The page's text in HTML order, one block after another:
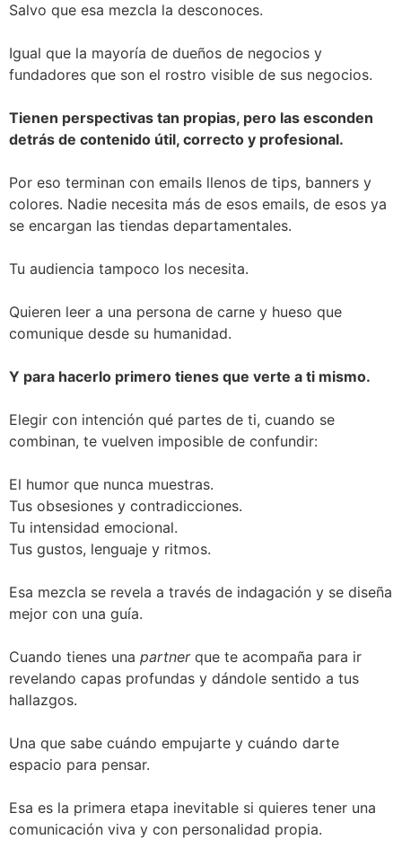
Salvo que esa mezcla la desconoces.
Igual que la mayoría de dueños de negocios y
fundadores que son el rostro visible de sus negocios.
Tienen perspectivas tan propias, pero las esconden
detrás de contenido útil, correcto y profesional.
Por eso terminan con emails llenos de tips, banners y
colores. Nadie necesita más de esos emails, de esos ya
se encargan las tiendas departamentales.
Tu audiencia tampoco los necesita.
Quieren leer a una persona de carne y hueso que
comunique desde su humanidad.
Y para hacerlo primero tienes que verte a ti mismo.
Elegir con intención qué partes de ti, cuando se
combinan, te vuelven imposible de confundir:
El humor que nunca muestras.
Tus obsesiones y contradicciones.
Tu intensidad emocional.
Tus gustos, lenguaje y ritmos.
Esa mezcla se revela a través de indagación y se diseña
mejor con una guía.
Cuando tienes una partnerque te acompaña para ir
revelando capas profundas y dándole sentido a tus
hallazgos.
Una que sabe cuándo empujarte y cuándo darte
espacio para pensar.
Esa es la primera etapa inevitable si quieres tener una
comunicación viva y con personalidad propia.